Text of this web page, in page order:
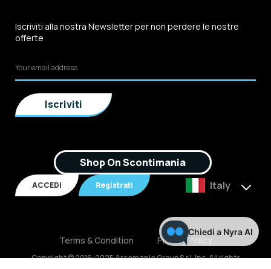
Chiedi a Nyra AI
Iscriviti alla nostra Newsletter per non perdere le nostre
offerte
Shop On Scontimania
ACCEDI Registrati Italy
Copyright © 2016-2025 Arcamania Group S.r.l, Inc. All rights
Terms & Condition Privacy Policy